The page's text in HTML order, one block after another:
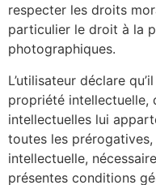
respecter les droits
particulier le droit à la
photographiques.
L’utilisateur déclare
propriété intellectuelle,
intellectuelles lui
toutes les
intellectuelle,
présentes conditions